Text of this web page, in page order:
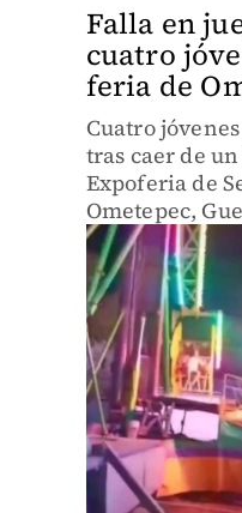
Falla en
cuatro
feria de
Cuatro
tras caer de
Expoferia de
Ometepec,